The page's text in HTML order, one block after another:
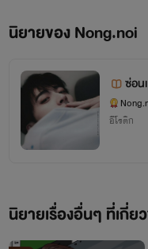
“ฟ้า...ฟ้าใช่ไหม” ค
พลอยค่ะ ไม่ใช่คุณฟ้า”“ฟ้
ยังพูดไม่รู้เรื่อง บวกกับ
แปลกๆ บดินทร์จึงจัด
หาได้มีสตินึกรู้ไม่ว่านั้นไม่ใ
นิยายของ Nong.noi
ซ่อน
อีโรติก
นิยายเรื่องอื่นๆ ที่เกี่ย